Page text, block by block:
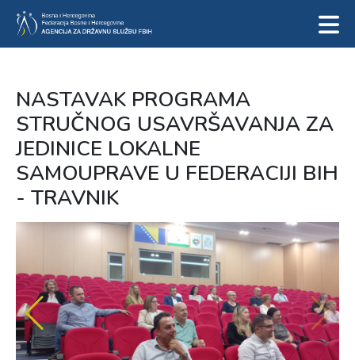
NASTAVAK PROGRAMA
STRUČNOG USAVRŠAVANJA ZA
JEDINICE LOKALNE
SAMOUPRAVE U FEDERACIJI BIH
- TRAVNIK